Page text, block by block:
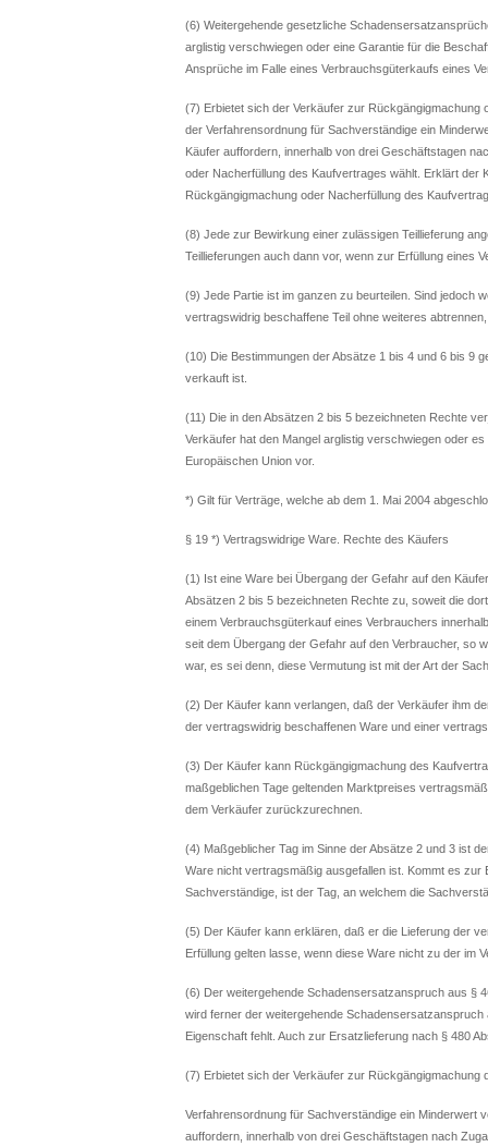
(6) Weitergehende gesetzliche
arglistig verschwiegen oder eine Garantie für die
Ansprüche im Falle eines Verbrauchsgüterkaufs eines
(7) Erbietet sich der Verkäufer zur
der Verfahrensordnung für Sachverständige ein
Käufer auffordern, innerhalb von drei Geschäftstagen
oder Nacherfüllung des Kaufvertrages wählt. Erklärt
Rückgängigmachung oder Nacherfüllung des
(8) Jede zur Bewirkung einer zulässigen Teillieferung
Teillieferungen auch dann vor, wenn zur Erfüllung eines
(9) Jede Partie ist im ganzen zu beurteilen. Sind jedoch
vertragswidrig beschaffene Teil ohne weiteres
(10) Die Bestimmungen der Absätze 1 bis 4 und 6 bis 9
verkauft ist.
(11) Die in den Absätzen 2 bis 5 bezeichneten Rechte
Verkäufer hat den Mangel arglistig verschwiegen oder
Europäischen Union vor.
*) Gilt für Verträge, welche ab dem 1. Mai 2004
§ 19 *) Vertragswidrige Ware. Rechte des Käufers
(1) Ist eine Ware bei Übergang der Gefahr auf den
Absätzen 2 bis 5 bezeichneten Rechte zu, soweit die
einem Verbrauchsgüterkauf eines Verbrauchers
seit dem Übergang der Gefahr auf den Verbraucher, so
war, es sei denn, diese Vermutung ist mit der Art der
(2) Der Käufer kann verlangen, daß der Verkäufer ihm
der vertragswidrig beschaffenen Ware und einer
(3) Der Käufer kann Rückgängigmachung des
maßgeblichen Tage geltenden Marktpreises
dem Verkäufer zurückzurechnen.
(4) Maßgeblicher Tag im Sinne der Absätze 2 und 3 ist
Ware nicht vertragsmäßig ausgefallen ist. Kommt es
Sachverständige, ist der Tag, an welchem die
(5) Der Käufer kann erklären, daß er die Lieferung der
Erfüllung gelten lasse, wenn diese Ware nicht zu der im
(6) Der weitergehende Schadensersatzanspruch aus §
wird ferner der weitergehende
Eigenschaft fehlt. Auch zur Ersatzlieferung nach § 480
(7) Erbietet sich der Verkäufer zur
Verfahrensordnung für Sachverständige ein Minderwert
auffordern, innerhalb von drei Geschäftstagen nach